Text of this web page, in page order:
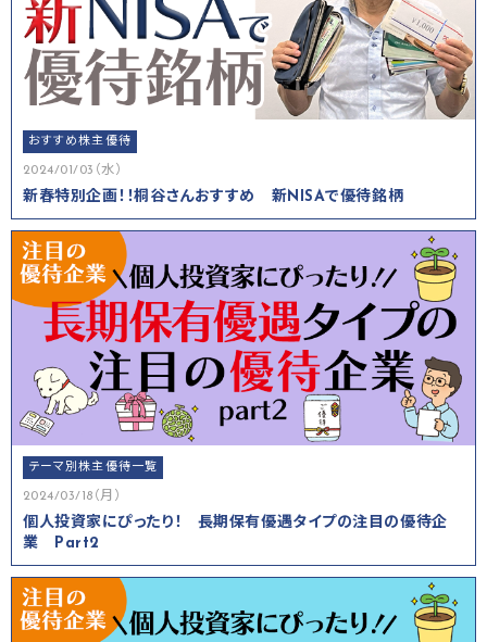
おすすめ株主優待
2024/01/03（水）
新春特別企画！！桐谷さんおすすめ 新NISAで優待銘柄
テーマ別株主優待一覧
2024/03/18（月）
個人投資家にぴったり！ 長期保有優遇タイプの注目の優待企
業 Part2